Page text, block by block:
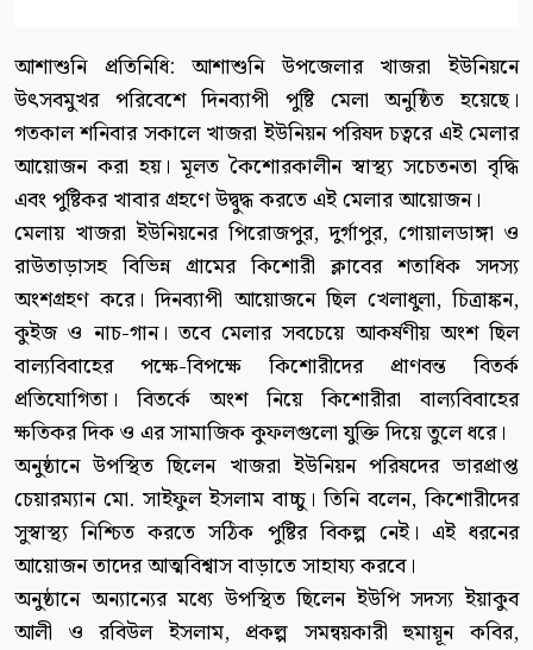
আশাশুনি প্রতিনিধি: আশাশুনি উপজেলার খাজরা ইউনিয়নে
উৎসবমুখর পরিবেশে দিনব্যাপী পুষ্টি মেলা অনুষ্ঠিত হয়েছে।
গতকাল শনিবার সকালে খাজরা ইউনিয়ন পরিষদ চত্বরে এই মেলার
আয়োজন করা হয়। মূলত কৈশোরকালীন স্বাস্থ্য সচেতনতা বৃদ্ধি
এবং পুষ্টিকর খাবার গ্রহণে উদ্বুদ্ধ করতে এই মেলার আয়োজন।
মেলায় খাজরা ইউনিয়নের পিরোজপুর, দুর্গাপুর, গোয়ালডাঙ্গা ও
রাউতাড়াসহ বিভিন্ন গ্রামের কিশোরী ক্লাবের শতাধিক সদস্য
অংশগ্রহণ করে। দিনব্যাপী আয়োজনে ছিল খেলাধুলা, চিত্রাঙ্কন,
কুইজ ও নাচ-গান। তবে মেলার সবচেয়ে আকর্ষণীয় অংশ ছিল
বাল্যবিবাহের পক্ষে-বিপক্ষে কিশোরীদের প্রাণবন্ত বিতর্ক
প্রতিযোগিতা। বিতর্কে অংশ নিয়ে কিশোরীরা বাল্যবিবাহের
ক্ষতিকর দিক ও এর সামাজিক কুফলগুলো যুক্তি দিয়ে তুলে ধরে।
অনুষ্ঠানে উপস্থিত ছিলেন খাজরা ইউনিয়ন পরিষদের ভারপ্রাপ্ত
চেয়ারম্যান মো. সাইফুল ইসলাম বাচ্চু। তিনি বলেন, কিশোরীদের
সুস্বাস্থ্য নিশ্চিত করতে সঠিক পুষ্টির বিকল্প নেই। এই ধরনের
আয়োজন তাদের আত্মবিশ্বাস বাড়াতে সাহায্য করবে।
অনুষ্ঠানে অন্যান্যের মধ্যে উপস্থিত ছিলেন ইউপি সদস্য ইয়াকুব
আলী ও রবিউল ইসলাম, প্রকল্প সমন্বয়কারী হুমায়ূন কবির,